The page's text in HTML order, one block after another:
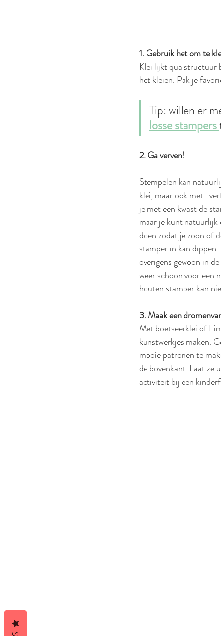
1. Gebruik het om te
Klei lijkt qua structuur
het kleien. Pak je
Tip: willen er
losse stampers
2. Ga verven!
Stempelen kan
klei, maar ook met..
je met een kwast de
maar je kunt natuurlijk
doen zodat je zoon of
stamper in kan
overigens gewoon in
weer schoon voor een
houten stamper kan
3. Maak een
Met boetseerklei of
kunstwerkjes maken.
mooie patronen te
de bovenkant. Laat ze
activiteit bij een